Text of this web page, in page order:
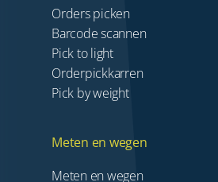
Orders picken
Barcode scannen
Pick to light
Orderpickkarren
Pick by weight
Meten en wegen
Meten en wegen